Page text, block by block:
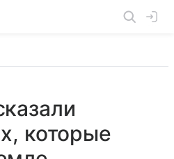
которые